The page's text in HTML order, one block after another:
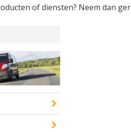
of diensten? Neem dan